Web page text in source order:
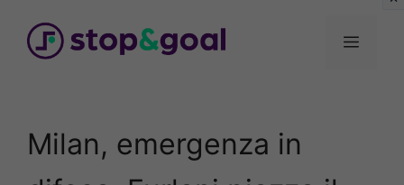
contenuto
Menu
Milan, emergenza in